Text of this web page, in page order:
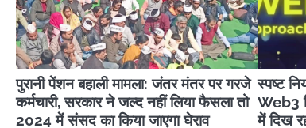
पुरानी पेंशन बहाली मामला: जंतर मंतर पर गरजे
कर्मचारी, सरकार ने जल्द नहीं लिया फैसला तो
2024 में संसद का किया जाएगा घेराव
स्पष्ट
Web3
में दिख